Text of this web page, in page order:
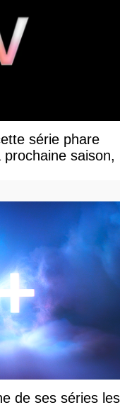
série phare
prochaine saison,
de ses séries les